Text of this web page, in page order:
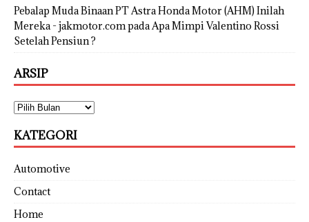
Pebalap Muda Binaan PT Astra Honda Motor (AHM) Inilah
Mereka - jakmotor.compada Apa Mimpi Valentino Rossi
Setelah Pensiun ?
ARSIP
KATEGORI
Automotive
Contact
Home